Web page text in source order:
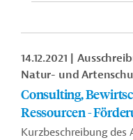
14.12.2021
Natur- und
Consulting,
Ressourcen -
Kurzbeschreibung des